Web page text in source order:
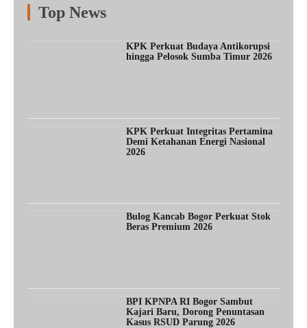
Top News
KPK Perkuat Budaya Antikorupsi
hingga Pelosok Sumba Timur 2026
KPK Perkuat Integritas Pertamina
Demi Ketahanan Energi Nasional
2026
Bulog Kancab Bogor Perkuat Stok
Beras Premium 2026
BPI KPNPA RI Bogor Sambut
Kajari Baru, Dorong Penuntasan
Kasus RSUD Parung 2026